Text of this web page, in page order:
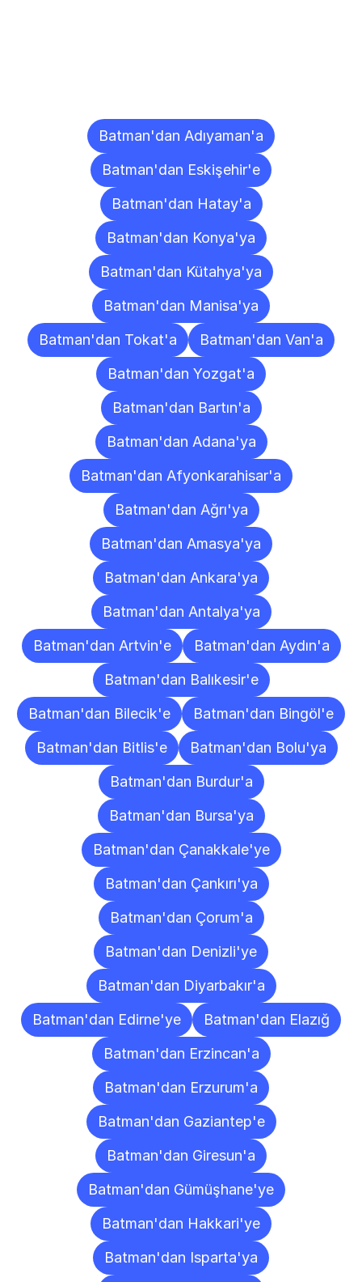
Batman'dan Adıyaman'a
Batman'dan Eskişehir'e
Batman'dan Hatay'a
Batman'dan Konya'ya
Batman'dan Kütahya'ya
Batman'dan Manisa'ya
Batman'dan Tokat'a
Batman'dan Van'a
Batman'dan Yozgat'a
Batman'dan Bartın'a
Batman'dan Adana'ya
Batman'dan Afyonkarahisar'a
Batman'dan Ağrı'ya
Batman'dan Amasya'ya
Batman'dan Ankara'ya
Batman'dan Antalya'ya
Batman'dan Artvin'e
Batman'dan Aydın'a
Batman'dan Balıkesir'e
Batman'dan Bilecik'e
Batman'dan Bingöl'e
Batman'dan Bitlis'e
Batman'dan Bolu'ya
Batman'dan Burdur'a
Batman'dan Bursa'ya
Batman'dan Çanakkale'ye
Batman'dan Çankırı'ya
Batman'dan Çorum'a
Batman'dan Denizli'ye
Batman'dan Diyarbakır'a
Batman'dan Edirne'ye
Batman'dan Elazığ
Batman'dan Erzincan'a
Batman'dan Erzurum'a
Batman'dan Gaziantep'e
Batman'dan Giresun'a
Batman'dan Gümüşhane'ye
Batman'dan Hakkari'ye
Batman'dan Isparta'ya